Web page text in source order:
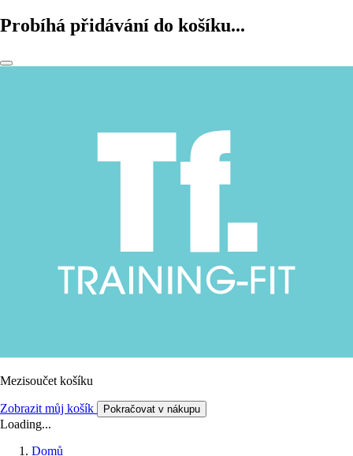
Probíhá přidávání do košíku...
Mezisoučet košíku
Zobrazit můj košík Pokračovat v nákupu
Loading...
Domů